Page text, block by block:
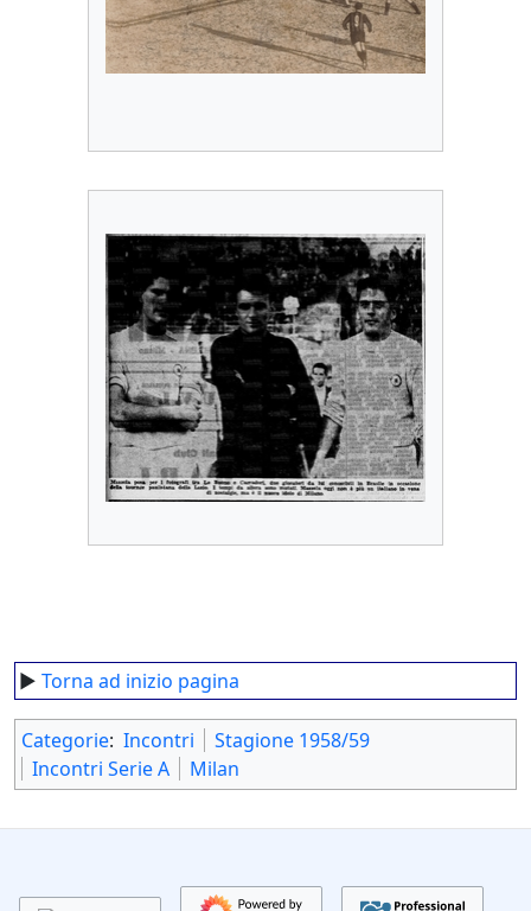
► Torna ad inizio pagina
Categorie: Incontri
Stagione 1958/59
Incontri Serie A
Milan